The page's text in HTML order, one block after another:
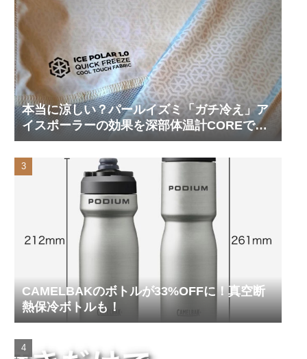
本当に涼しい？パールイズミ「ガチ冷え」ア
イスポーラーの効果を深部体温計COREで測
ってみた
CAMELBAKのボトルが33%OFFに！真空断
熱保冷ボトルも！